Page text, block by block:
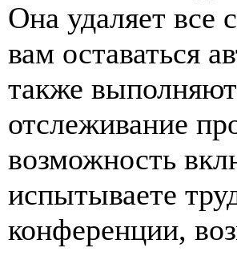
Она удаляет все
вам оставаться
также
отслеживание
возможность
испытываете
конференции,